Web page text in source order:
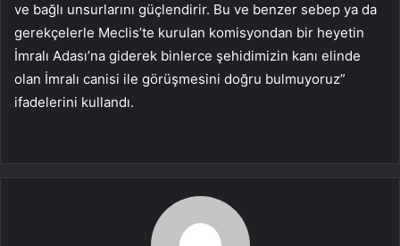
ve bağlı unsurlarını güçlendirir. Bu ve benzer sebep ya da
gerekçelerle Meclis’te kurulan komisyondan bir heyetin
İmralı Adası’na giderek binlerce şehidimizin kanı elinde
olan İmralı canisi ile görüşmesini doğru bulmuyoruz”
ifadelerini kullandı.